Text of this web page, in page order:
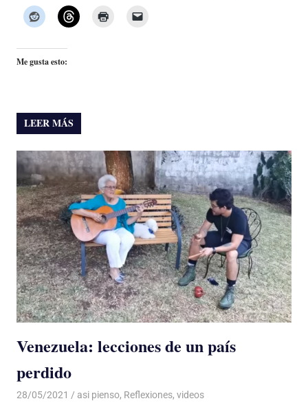
Me gusta esto:
LEER MÁS
Venezuela: lecciones de un país
perdido
28/05/2021 De todo un Poco
asi pienso, Reflexiones, videos